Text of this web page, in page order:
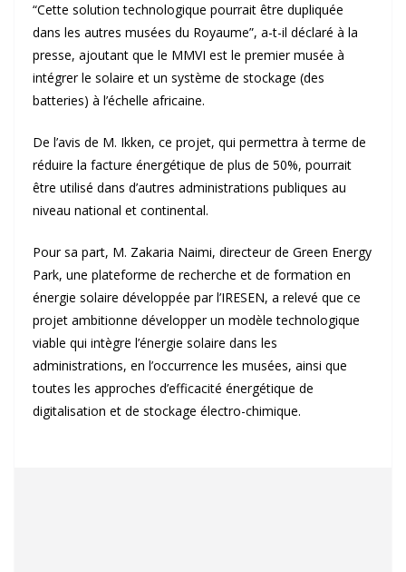
“Cette solution technologique pourrait être dupliquée
dans les autres musées du Royaume”, a-t-il déclaré à la
presse, ajoutant que le MMVI est le premier musée à
intégrer le solaire et un système de stockage (des
batteries) à l’échelle africaine.
De l’avis de M. Ikken, ce projet, qui permettra à terme de
réduire la facture énergétique de plus de 50%, pourrait
être utilisé dans d’autres administrations publiques au
niveau national et continental.
Pour sa part, M. Zakaria Naimi, directeur de Green Energy
Park, une plateforme de recherche et de formation en
énergie solaire développée par l’IRESEN, a relevé que ce
projet ambitionne développer un modèle technologique
viable qui intègre l’énergie solaire dans les
administrations, en l’occurrence les musées, ainsi que
toutes les approches d’efficacité énergétique de
digitalisation et de stockage électro-chimique.